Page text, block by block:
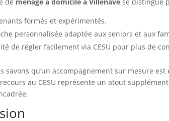
formés et expérimentés.
personnalisée adaptée aux seniors et aux
de régler facilement via CESU pour plus de
savons qu’un accompagnement sur mesure
au CESU représente un atout